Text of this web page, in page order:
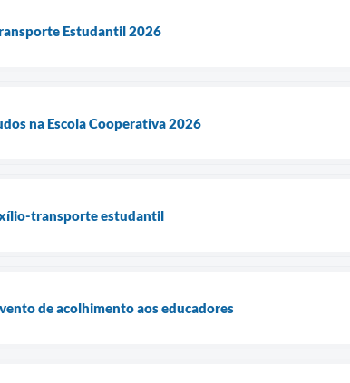
Estudantil 2026
na Escola Cooperativa 2026
transporte estudantil
de acolhimento aos educadores